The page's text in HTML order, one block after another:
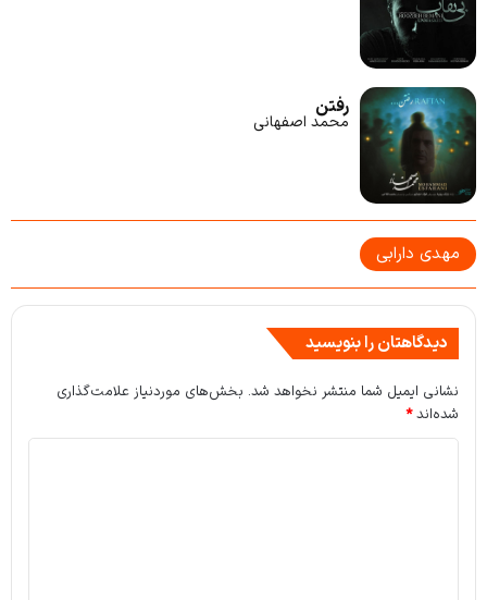
رفتن
محمد اصفهانی
مهدی دارابی
دیدگاهتان را بنویسید
نشانی ایمیل شما منتشر نخواهد شد. بخش‌های موردنیاز علامت‌گذاری
شده‌اند*